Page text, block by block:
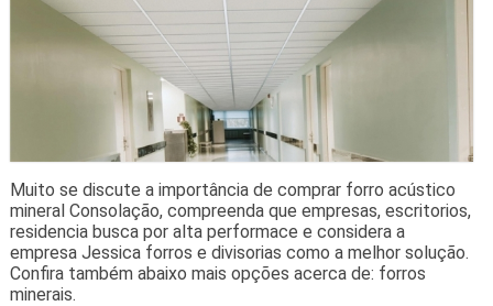
Muito se discute a importância de comprar forro acústico
mineral Consolação, compreenda que empresas, escritorios,
residencia busca por alta performace e considera a
empresa Jessica forros e divisorias como a melhor solução.
Confira também abaixo mais opções acerca de: forros
minerais.